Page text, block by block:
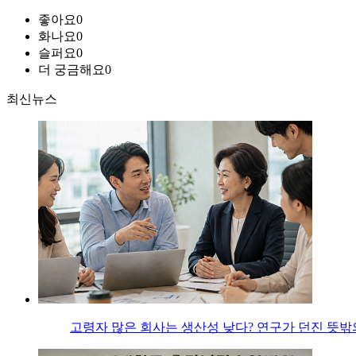
좋아요0
화나요0
슬퍼요0
더 궁금해요0
최신뉴스
고령자 많은 회사는 생산성 낮다? 연구가 던진 뜻밖